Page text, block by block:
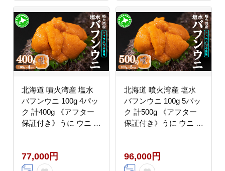
北海道 噴火湾産 塩水
バフンウニ 100g 4パッ
ク 計400g 《アフター
保証付き》うに ウニ 雲
添加 産地直送 お取り寄
せ 山村水産 送料無料
77,000円
北海道 噴火湾産 塩水
バフンウニ 100g 5パッ
ク 計500g 《アフター
保証付き》うに ウニ 雲
添加 産地直送 お取り寄
せ 山村水産 送料無料
96,000円